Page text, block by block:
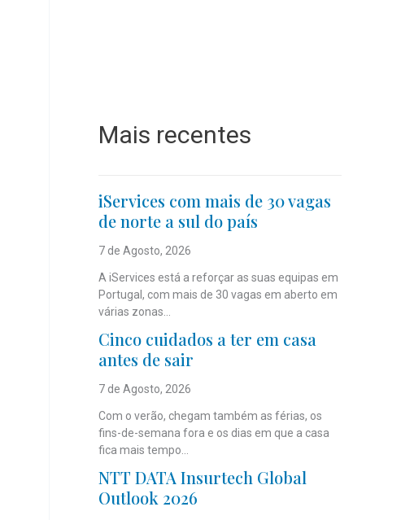
Mais recentes
iServices com mais de 30 vagas
de norte a sul do país
7 de Agosto, 2026
A iServices está a reforçar as suas equipas em
Portugal, com mais de 30 vagas em aberto em
várias zonas...
Cinco cuidados a ter em casa
antes de sair
7 de Agosto, 2026
Com o verão, chegam também as férias, os
fins-de-semana fora e os dias em que a casa
fica mais tempo...
NTT DATA Insurtech Global
Outlook 2026